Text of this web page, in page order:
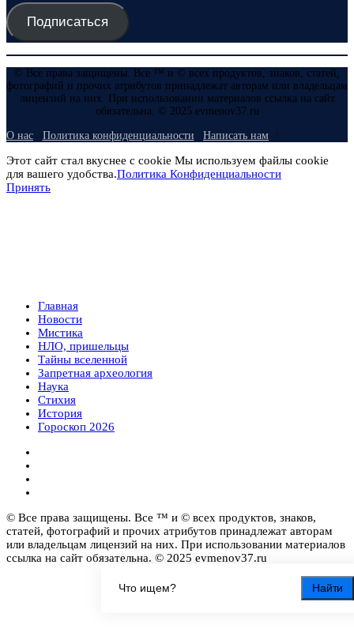
Найти
Подписаться
© Все права защищены. Все ™ и © всех продуктов, знаков, статей,
фотографий и прочих атрибутов принадлежат авторам или владельцам
лицензий на них. При использовании материалов ссылка на сайт
обязательна. © 2025 evmenov37.ru
О нас Политика конфиденциальности Написать нам
Этот сайт стал вкуснее с cookie Мы используем файлы cookie
для вашего удобства.Политика Конфиденциальности
Принять
Главная
Новости
Мистика
НЛО, пришельцы
Тайны вселенной
Запретная археология
Наука
Стихия
История
Гороскоп 2026
© Все права защищены. Все ™ и © всех продуктов, знаков,
статей, фотографий и прочих атрибутов принадлежат авторам
или владельцам лицензий на них. При использовании материалов
ссылка на сайт обязательна. © 2025 evmenov37.ru